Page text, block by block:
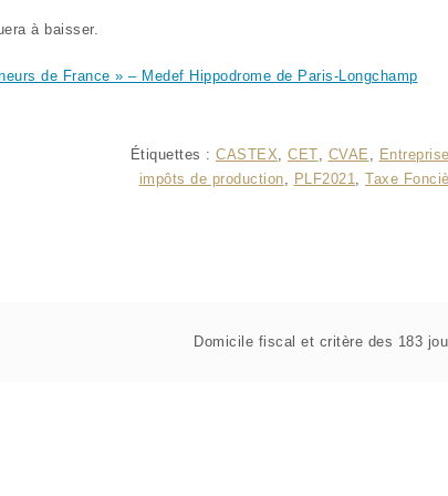
à baisser.
de France » – Medef Hippodrome de Paris-Longchamp
Étiquettes : CASTEX, CET, CVAE ,
impôts de production, PLF2021, Taxe
Domicile fiscal et critère des 183